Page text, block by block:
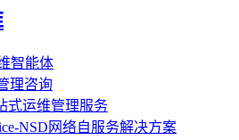
智能体
理咨询
式运维管理服务
NSD网络自服务解决方案